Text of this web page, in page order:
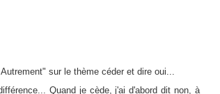
sur le thème céder et dire oui...
Quand je cède, j'ai d'abord dit non, à